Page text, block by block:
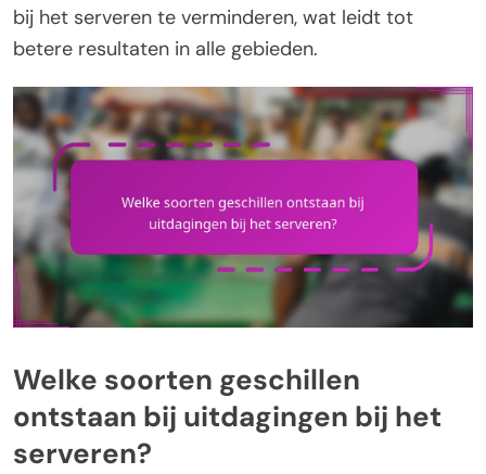
bij het serveren te verminderen, wat leidt tot
betere resultaten in alle gebieden.
Welke soorten geschillen
ontstaan bij uitdagingen bij het
serveren?